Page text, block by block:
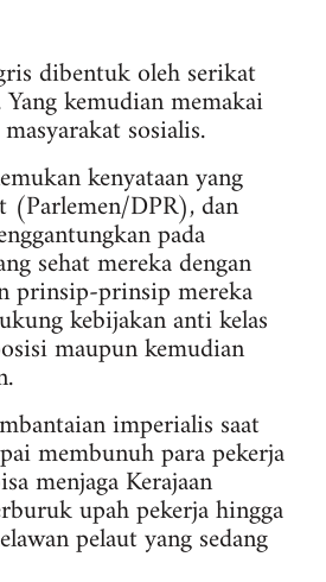
dibentuk oleh serikat
kemudian memakai
sosialis.
kenyataan yang
(Parlemen/DPR), dan
pada
sehat mereka dengan
prinsip-prinsip mereka
kebijakan anti kelas
maupun kemudian
imperialis saat
membunuh para pekerja
menjaga Kerajaan
upah pekerja hingga
pelaut yang sedang